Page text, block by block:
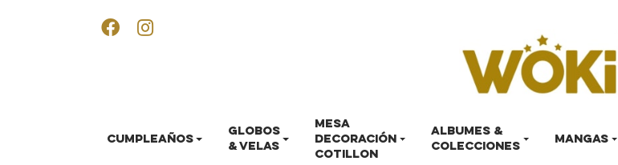
CUMPLEAÑOS
GLOBOS
& VELAS
MESA
DECORACIÓN
COTILLON
ALBUMES &
COLECCIONES
MANGAS